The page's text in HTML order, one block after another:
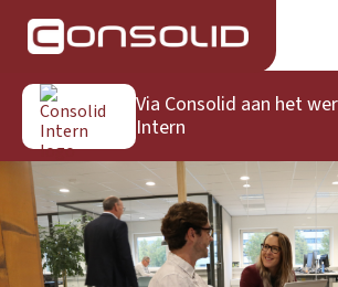
Via Consolid aan het
Intern